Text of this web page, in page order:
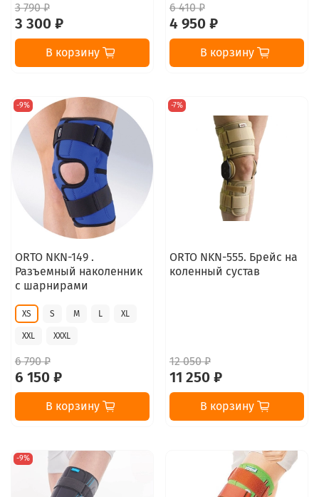
3 790 ₽
3 300 ₽
В корзину
6 410 ₽
4 950 ₽
В корзину
-9%
ORTO NKN-149 .
Разъемный наколенник
с шарнирами
XS S M L XL
XXL XXXL
6 790 ₽
6 150 ₽
В корзину
-7%
ORTO NKN-555. Брейс на
коленный сустав
12 050 ₽
11 250 ₽
В корзину
-9%